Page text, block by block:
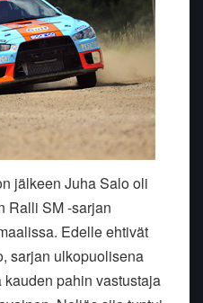
jälkeen Juha Salo oli
Ralli SM -sarjan
Edelle ehtivät
sarjan ulkopuolisena
pahin vastustaja